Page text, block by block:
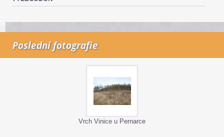
Poslední fotografie
Vrch Vinice u Pernarce